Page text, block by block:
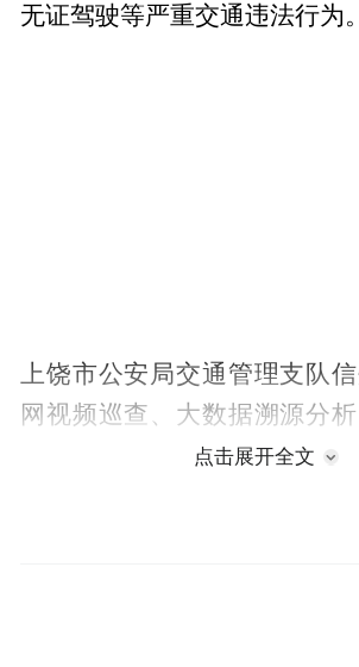
无证驾驶等严重交通违法行为。
上饶市公安局交通管理支队
网视频巡查、大数据溯源分
名曾因无证驾驶被路面处罚
点击展开全文